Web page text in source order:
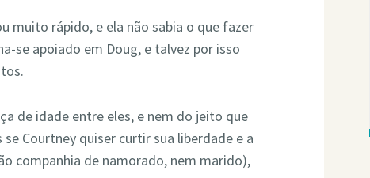
muito rápido, e ela não sabia o que fazer
se apoiado em Doug, e talvez por isso
de idade entre eles, e nem do jeito que
Courtney quiser curtir sua liberdade e a
companhia de namorado, nem marido),